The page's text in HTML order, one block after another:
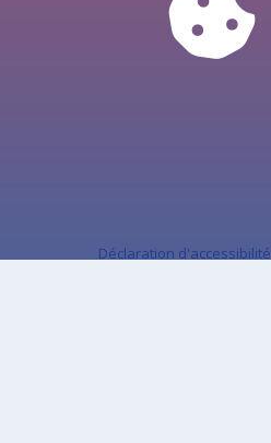
Déclaration d'accessibilité